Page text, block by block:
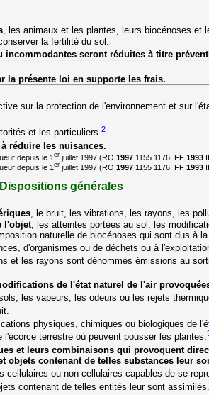
, les animaux et les plantes, leurs biocénoses et
la fertilité du sol.
seront réduites à titre
la présente loi en supporte les frais.
sur la protection de l'environnement et sur
et les particuliers.2
réduire les nuisances.
depuis le 1 er juillet 1997 (RO 1997 1155 1176; FF 1993
depuis le 1 er juillet 1997 (RO 1997 1155 1176; FF 1993
générales
, le bruit, les vibrations, les rayons, les
l'objet , les atteintes portées au sol, les
naturelle de biocénoses qui sont dus à
d'organismes ou de déchets ou à
et les rayons sont dénommés émissions au
de l'état naturel de l'air
les vapeurs, les odeurs ou les rejets
physiques, chimiques ou biologiques de
terrestre où peuvent pousser les plantes.
et leurs combinaisons qui provoquent
objets contenant de telles substances leur
cellulaires ou non cellulaires capables de se
contenant de telles entités leur sont assimilés.